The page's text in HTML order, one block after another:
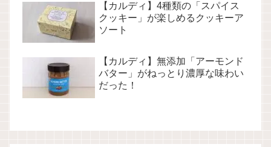
【カルディ】4種類の「スパイス
クッキー」が楽しめるクッキーア
ソート
【カルディ】無添加「アーモンド
バター」がねっとり濃厚な味わい
だった！